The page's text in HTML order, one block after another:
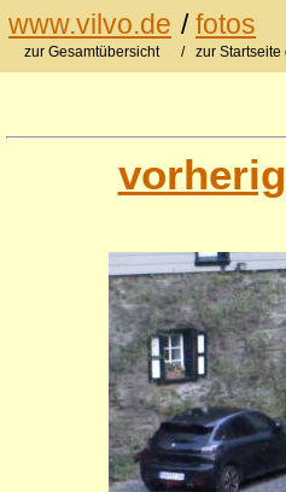
www.vilvo.de /fotos
zur Gesamtübersicht / zur Startseite